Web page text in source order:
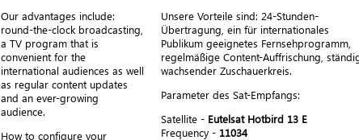
Our advantages include:
round-the-clock broadcasting,
a TV program that is
convenient for the
international audiences as well
as regular content updates
and an ever-growing
audience.
How to configure your
Unsere Vorteile sind: 24-Stunden-
Übertragung, ein für internationales
Publikum geeignetes Fernsehprogramm,
regelmäßige Content-Auffrischung,
wachsender Zuschauerkreis.
Parameter des Sat-Empfangs:
Satellite - Eutelsat Hotbird 13 E
Frequency - 11034